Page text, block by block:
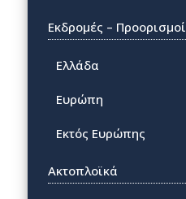
Εκδρομές – Προορισμοί
Ελλάδα
Ευρώπη
Εκτός Ευρώπης
Ακτοπλοϊκά